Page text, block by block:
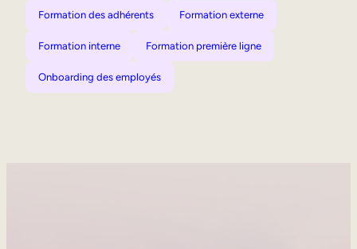
Formation des adhérents Formation externe
Formation interne Formation première ligne
Onboarding des employés